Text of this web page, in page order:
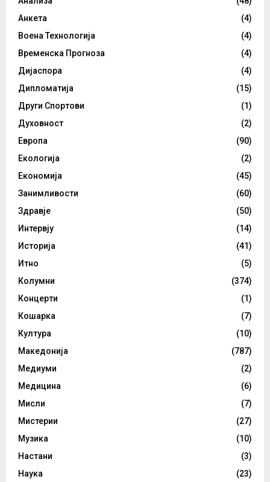
Анкета
(4)
Воена Технологија
(4)
Временска Прогноза
(4)
Дијаспора
(4)
Дипломатија
(15)
Други Спортови
(1)
Духовност
(2)
Европа
(90)
Екологија
(2)
Економија
(45)
Занимливости
(60)
Здравје
(50)
Интервју
(14)
Историја
(41)
Итно
(5)
Колумни
(374)
Концерти
(1)
Кошарка
(7)
Култура
(10)
Македонија
(787)
Медиуми
(2)
Медицина
(6)
Мисли
(7)
Мистерии
(27)
Музика
(10)
Настани
(3)
Наука
(23)